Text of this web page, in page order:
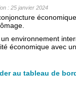
: 25 janvier 2024
un environnement
économique avec
au tableau de